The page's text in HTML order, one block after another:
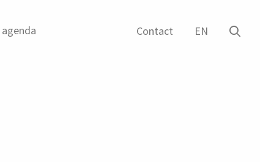
Contact EN
het